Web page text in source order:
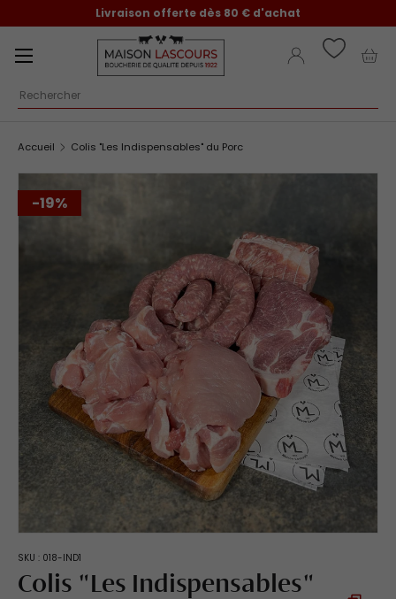
Aller au contenu
Livraison offerte dès 80 € d'achat
Recherche
Se connecter
Menu
Accueil Colis "Les Indispensables" du Porc
-19%
SKU : 018-IND1
Colis "Les Indispensables"